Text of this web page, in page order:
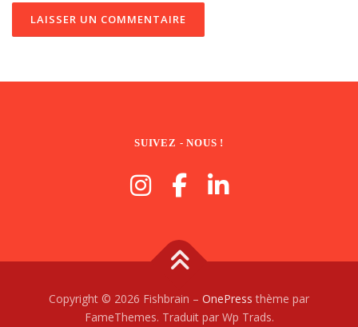
SUIVEZ - NOUS !
Copyright © 2026 Fishbrain – OnePress thème par
FameThemes. Traduit par Wp Trads.